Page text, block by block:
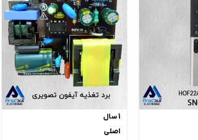
1 سال
اصلی